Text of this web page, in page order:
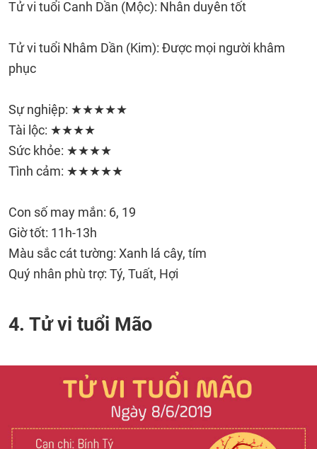
Tử vi tuổi Canh Dần (Mộc): Nhân duyên tốt
Tử vi tuổi Nhâm Dần (Kim): Được mọi người khâm
phục
Sự nghiệp: ★★★★★
Tài lộc: ★★★★
Sức khỏe: ★★★★
Tình cảm: ★★★★★
Con số may mắn: 6, 19
Giờ tốt: 11h-13h
Màu sắc cát tường: Xanh lá cây, tím
Quý nhân phù trợ: Tý, Tuất, Hợi
4. Tử vi tuổi Mão